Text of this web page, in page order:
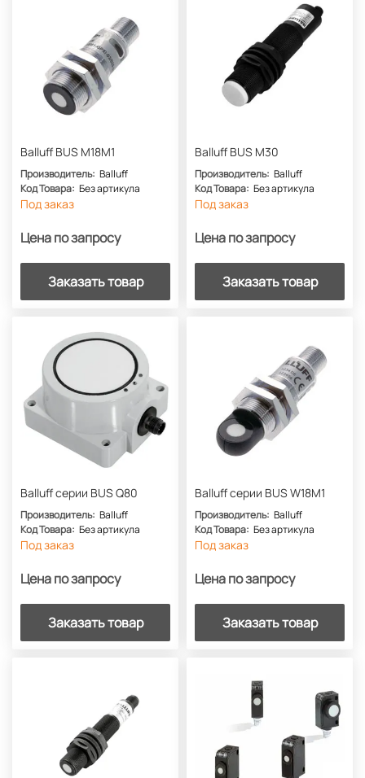
Balluff BUS M18M1
Производитель: Balluff
Код Товара: Без артикула
Под заказ
Цена по запросу
Заказать товар
Balluff BUS M30
Производитель: Balluff
Код Товара: Без артикула
Под заказ
Цена по запросу
Заказать товар
Balluff серии BUS Q80
Производитель: Balluff
Код Товара: Без артикула
Под заказ
Цена по запросу
Заказать товар
Balluff серии BUS W18M1
Производитель: Balluff
Код Товара: Без артикула
Под заказ
Цена по запросу
Заказать товар